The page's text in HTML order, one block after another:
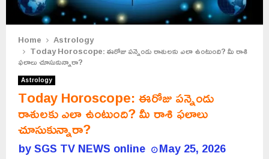
Home Astrology
Today Horoscope: ఈరోజు పన్నెండు రాశులకు ఎలా ఉంటుంది? మీ రాశి
ఫలాలు చూసుకున్నారా?
Astrology
Today Horoscope: ఈరోజు పన్నెండు
రాశులకు ఎలా ఉంటుంది? మీ రాశి ఫలాలు
చూసుకున్నారా?
bySGS TV NEWS online May 25, 2026